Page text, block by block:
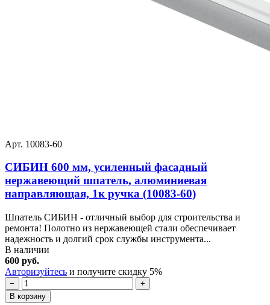
Арт. 10083-60
СИБИН 600 мм, усиленный фасадный
нержавеющий шпатель, алюминиевая
направляющая, 1к ручка (10083-60)
Шпатель СИБИН - отличный выбор для строительства и
ремонта! Полотно из нержавеющей стали обеспечивает
надежность и долгий срок службы инструмента...
В наличии
600 руб.
Авторизуйтесь и получите скидку 5%
−
+
В корзину